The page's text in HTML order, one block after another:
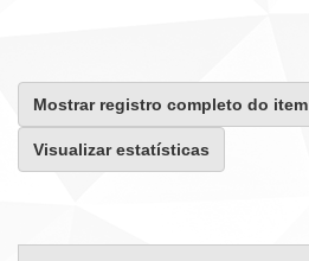
Mostrar registro completo do item
Visualizar estatísticas